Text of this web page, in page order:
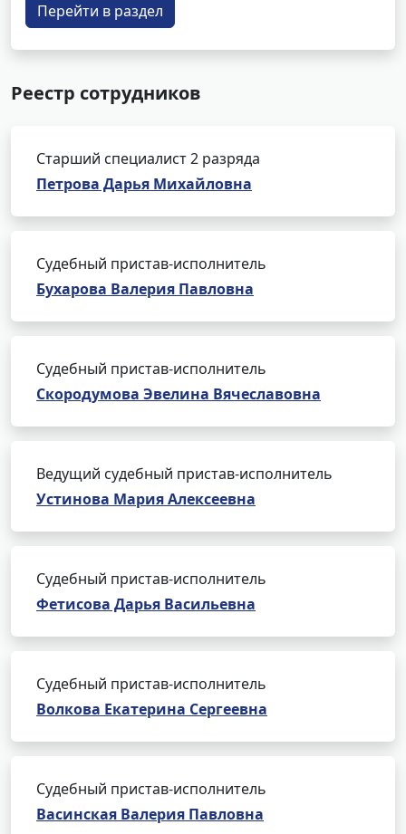
Перейти в раздел
Реестр сотрудников
Старший специалист 2 разряда
Петрова Дарья Михайловна
Судебный пристав-исполнитель
Бухарова Валерия Павловна
Судебный пристав-исполнитель
Скородумова Эвелина Вячеславовна
Ведущий судебный пристав-исполнитель
Устинова Мария Алексеевна
Судебный пристав-исполнитель
Фетисова Дарья Васильевна
Судебный пристав-исполнитель
Волкова Екатерина Сергеевна
Судебный пристав-исполнитель
Васинская Валерия Павловна